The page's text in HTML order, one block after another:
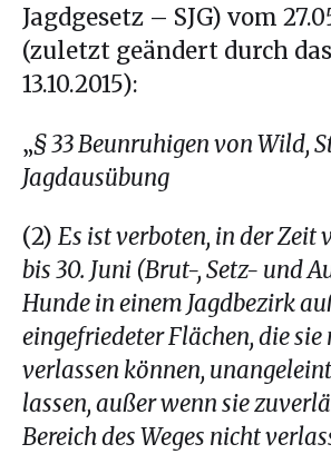
Jagdgesetz – SJG) vom
(zuletzt geändert durch
13.10.2015):
„§ 33 Beunruhigen von Wild,
Jagdausübung
(2) Es ist verboten, in der Zeit
bis 30. Juni (Brut-, Setz- und
Hunde in einem Jagdbezirk
eingefriedeter Flächen, die sie
verlassen können,
lassen, außer wenn sie
Bereich des Weges nicht